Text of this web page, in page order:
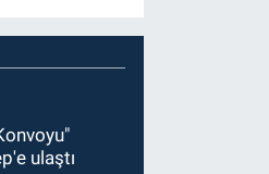
ulaştı